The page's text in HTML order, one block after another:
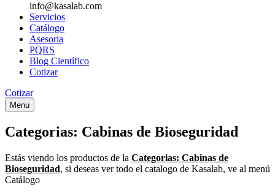
info@kasalab.com
Servicios
Catálogo
Asesoria
PQRS
Blog Científico
Cotizar
Cotizar
Menu
Categorias: Cabinas de Bioseguridad
Estás viendo los productos de la Categorias: Cabinas de
Bioseguridad, si deseas ver todo el catalogo de Kasalab, ve al menú
Catálogo